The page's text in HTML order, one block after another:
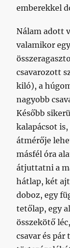
emberekkel
Nálam adott
valamikor
csavarozott
kiló), a
nagyobb
Később
kalapácsot
átmérője
másfél óra
átjuttatni a
hátlap, két
doboz, egy
tetőlap, egy
összekötő
csavar és